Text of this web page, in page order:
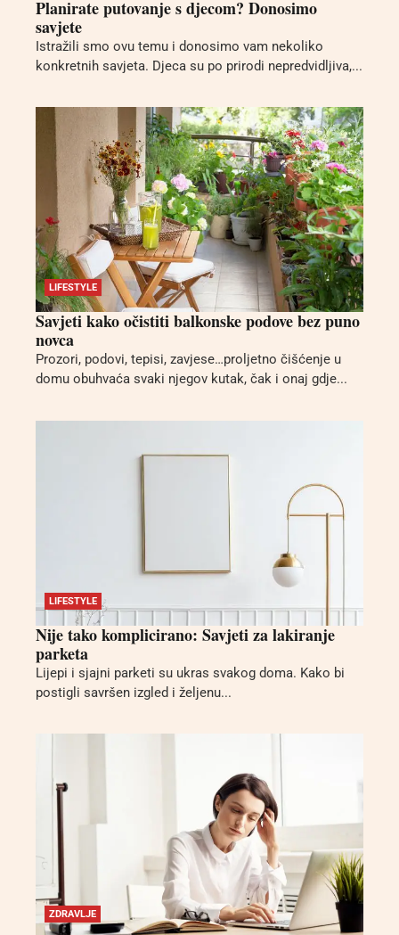
Planirate putovanje s djecom? Donosimo
savjete
Istražili smo ovu temu i donosimo vam nekoliko
konkretnih savjeta. Djeca su po prirodi nepredvidljiva,...
LIFESTYLE
Savjeti kako očistiti balkonske podove bez puno
novca
Prozori, podovi, tepisi, zavjese…proljetno čišćenje u
domu obuhvaća svaki njegov kutak, čak i onaj gdje...
LIFESTYLE
Nije tako komplicirano: Savjeti za lakiranje
parketa
Lijepi i sjajni parketi su ukras svakog doma. Kako bi
postigli savršen izgled i željenu...
ZDRAVLJE